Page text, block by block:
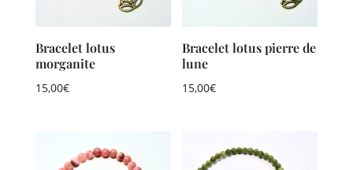
Bracelet lotus
morganite
15,00€
Bracelet lotus pierre de
lune
15,00€